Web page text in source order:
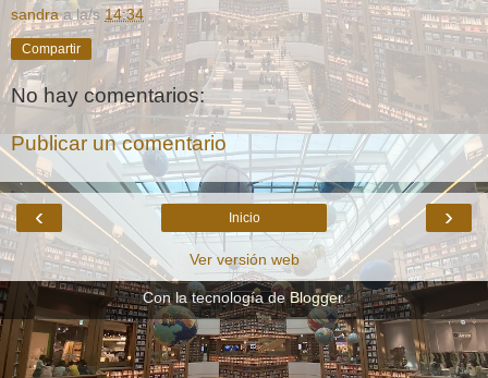
sandra a la/s 14:34
Compartir
No hay comentarios:
Publicar un comentario
‹ ›
Inicio
Ver versión web
Con la tecnología deBlogger.